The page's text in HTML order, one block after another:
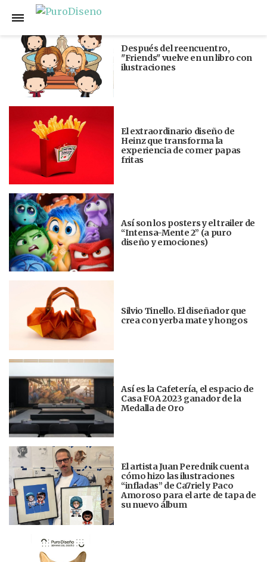
Anterior
Después del reencuentro,
"Friends" vuelve en un libro con
ilustraciones
El extraordinario diseño de
Heinz que transforma la
experiencia de comer papas
fritas
Así son los posters y el trailer de
“Intensa-Mente 2” (a puro
diseño y emociones)
Silvio Tinello. El diseñador que
crea con yerba mate y hongos
Así es la Cafetería, el espacio de
Casa FOA 2023 ganador de la
Medalla de Oro
El artista Juan Perednik cuenta
cómo hizo las ilustraciones
“infladas” de Ca7riel y Paco
Amoroso para el arte de tapa de
su nuevo álbum
Siguiente